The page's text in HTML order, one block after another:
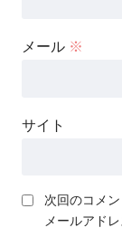
メール ※
サイト
次回のコメ
メールアド